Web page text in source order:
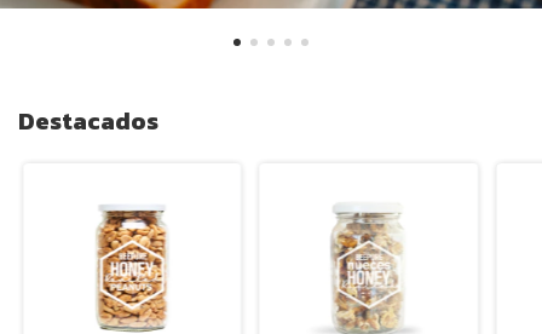
Destacados